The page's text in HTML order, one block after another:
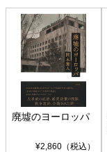
廃墟のヨーロッパ
¥2,860（税込）